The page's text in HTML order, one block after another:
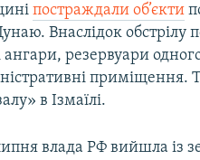
постраждали об’єкти
Внаслідок
ангари, резервуари
приміщення.
в Ізмаїлі.
влада РФ вийшла із